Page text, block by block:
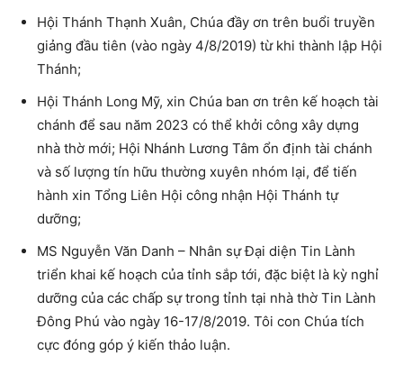
Hội Thánh Thạnh Xuân, Chúa đầy ơn trên buổi truyền
giảng đầu tiên (vào ngày 4/8/2019) từ khi thành lập Hội
Thánh;
Hội Thánh Long Mỹ, xin Chúa ban ơn trên kế hoạch tài
chánh để sau năm 2023 có thể khởi công xây dựng
nhà thờ mới; Hội Nhánh Lương Tâm ổn định tài chánh
và số lượng tín hữu thường xuyên nhóm lại, để tiến
hành xin Tổng Liên Hội công nhận Hội Thánh tự
dưỡng;
MS Nguyễn Văn Danh – Nhân sự Đại diện Tin Lành
triển khai kế hoạch của tỉnh sắp tới, đặc biệt là kỳ nghỉ
dưỡng của các chấp sự trong tỉnh tại nhà thờ Tin Lành
Đông Phú vào ngày 16-17/8/2019. Tôi con Chúa tích
cực đóng góp ý kiến thảo luận.